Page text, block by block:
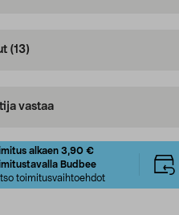
(13)
vastaa
alkaen 3,90 €
Budbee
toimitusvaihtoehdot